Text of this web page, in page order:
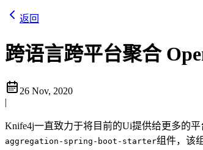
返回
跨语言跨平台聚合
26 Nov, 2020
|
Knife4j一直致力于将目前的Ui提供给更多的
aggregation-spring-boot-starter组件，该